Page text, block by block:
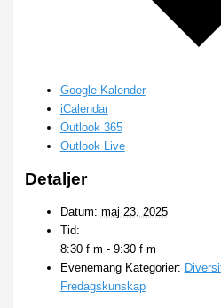
Google Kalender
iCalendar
Outlook 365
Outlook Live
Detaljer
Datum: maj 23, 2025
Tid:
8:30 f m - 9:30 f m
Evenemang Kategorier:
Fredagskunskap